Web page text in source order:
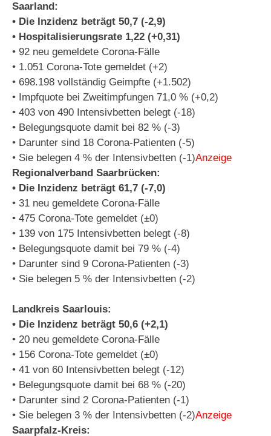
Saarland:
• Die Inzidenz beträgt 50,7 (-2,9)
• Hospitalisierungsrate 1,22 (+0,31)
• 92 neu gemeldete Corona-Fälle
• 1.051 Corona-Tote gemeldet (+2)
• 698.198 vollständig Geimpfte (+1.502)
• Impfquote bei Zweitimpfungen 71,0 % (+0,2)
• 403 von 490 Intensivbetten belegt (-18)
• Belegungsquote damit bei 82 % (-3)
• Darunter sind 18 Corona-Patienten (-5)
• Sie belegen 4 % der Intensivbetten (-1)Anzeige
Regionalverband Saarbrücken:
• Die Inzidenz beträgt 61,7 (-7,0)
• 31 neu gemeldete Corona-Fälle
• 475 Corona-Tote gemeldet (±0)
• 139 von 175 Intensivbetten belegt (-8)
• Belegungsquote damit bei 79 % (-4)
• Darunter sind 9 Corona-Patienten (-3)
• Sie belegen 5 % der Intensivbetten (-2)
Landkreis Saarlouis:
• Die Inzidenz beträgt 50,6 (+2,1)
• 20 neu gemeldete Corona-Fälle
• 156 Corona-Tote gemeldet (±0)
• 41 von 60 Intensivbetten belegt (-12)
• Belegungsquote damit bei 68 % (-20)
• Darunter sind 2 Corona-Patienten (-1)
• Sie belegen 3 % der Intensivbetten (-2)Anzeige
Saarpfalz-Kreis: